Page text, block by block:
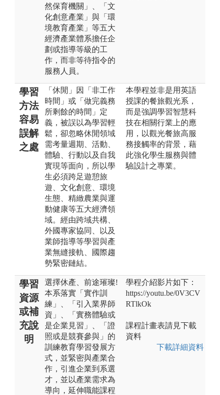
然保育機關」、「文
化創意產業」與「環
境教育產業」等五大
經濟產業體系擔任企
劃或指導等級的工
作，而非等待指令的
服務人員。
學習
方法
容易
誤解
之處
「休閒」因「非工作
時間」或「做完義務
所剩餘的時間」定
義，被誤以為學習輕
鬆，卻忽略休閒領域
需考量週期、活動、
體驗、行動以及自我
實現等面向，所以學
生必須跨足遊憩旅
遊、文化創意、環境
生態、精緻農業與運
動健康等五大經濟領
域。經由跨域共構、
外國專家協同、以及
業師指導等學習與產
業無縫接軌、國際趨
勢緊密鏈結。
本學程並非是用英語
授課的餐旅觀光系，
而是強調學習智慧科
技在相關行業上的應
用，以觀光餐旅高服
務接觸率的背景，藉
此強化學生服務與體
驗設計之專業。
學習
資源
或補
充說
明
選擇休產、前途璀璨!
本系落實「實作訓
練」、「引入業界師
資」、「實務體驗或
是企業見習」、「證
照或是競賽參與」的
訓練教育學習發展方
式，並緊密與產業合
作，引進企業到系選
才，並以產業需求為
導向，延伸職能課程
學程介紹影片如下：
https://youtu.be/0V3CV
RTlkOk
課程計畫表請見下載
資料
下載詳細資料